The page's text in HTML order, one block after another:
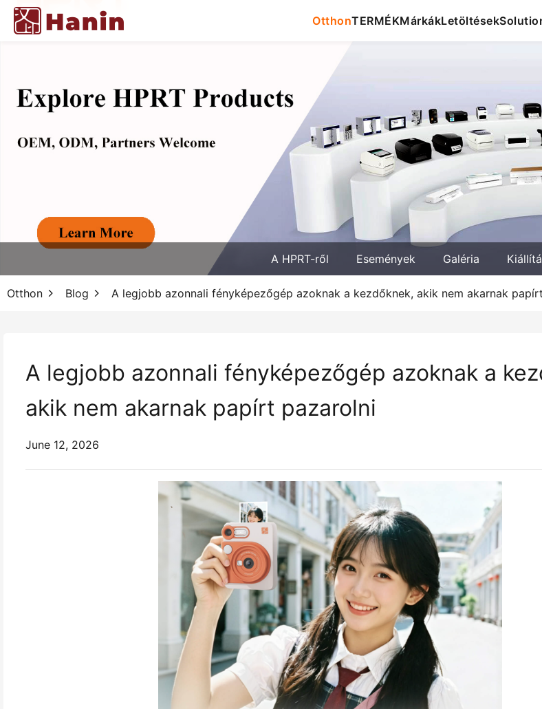
OtthonTERMÉKMárkákLetöltések
A HPRT-ről Események Galéria
Otthon Blog A legjobb azonnali fényképezőgép azoknak a kezdőknek, akik nem akarnak
A legjobb azonnali fényképezőgép azoknak a
akik nem akarnak papírt pazarolni
June 12, 2026